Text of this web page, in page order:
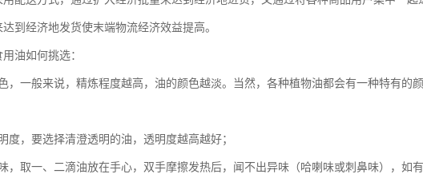
到经济地发货使末端物流经济效益提高。
油如何挑选：
，一般来说，精炼程度越高，油的颜色越淡。当然，各种植物油都会有一种特有的
度，要选择清澄透明的油，透明度越高越好；
，取一、二滴油放在手心，双手摩擦发热后，闻不出异味（哈喇味或刺鼻味），如有